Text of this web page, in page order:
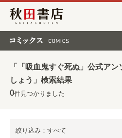
秋田書店
「「吸血鬼すぐ死ぬ」公式ア
しょう」検索結果
0件見つかりました
絞り込み：すべて